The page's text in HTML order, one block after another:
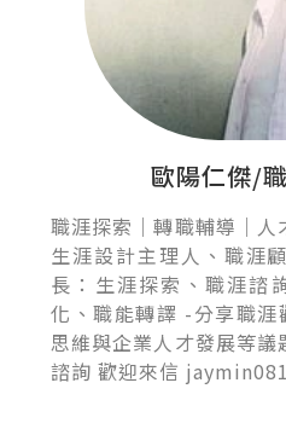
歐陽仁傑/
職涯探索｜轉職輔導｜
生涯設計主理人、職涯
長：生涯探索、職涯諮
化、職能轉譯 -分享職
思維與企業人才發展等
諮詢 歡迎來信